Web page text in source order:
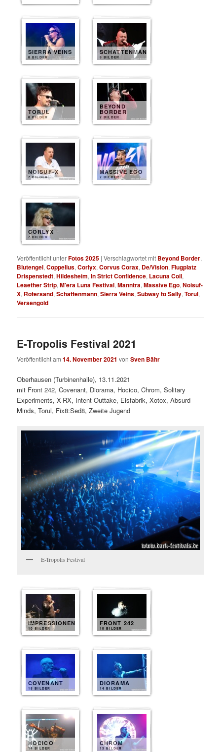
SIERRA VEINS
8 BILDER
SCHATTENMANN
8 BILDER
TORUL
8 BILDER
BEYOND
BORDER
7 BILDER
NOISUF-X
7 BILDER
MASSIVE EGO
7 BILDER
CORLYX
7 BILDER
Veröffentlicht unterFotos 2025 |Verschlagwortet mit Beyond Border,
Blutengel,Coppelius,Corlyx,Corvus Corax, De/Vision,Flugplatz
Drispenstedt,Hildesheim,In Strict Confidence, Lacuna Coil,
Leaether Strip,M'era Luna Festival,Manntra,Massive Ego,Noisuf-
X, Rotersand,Schattenmann,Sierra Veins,Subway to Sally,Torul,
Versengold
E-Tropolis Festival 2021
Veröffentlicht am14. November 2021 vonSven Bähr
Oberhausen (Turbinenhalle), 13.11.2021
mit Front 242, Covenant, Diorama, Hocico, Chrom, Solitary
Experiments, X-RX, Intent Outtake, Eisfabrik, Xotox, Absurd
Minds, Torul, Fix8:Sed8, Zweite Jugend
E-Tropolis Festival
IMPRESSIONEN
10 BILDER
FRONT 242
15 BILDER
COVENANT
15 BILDER
DIORAMA
14 BILDER
HOCICO
14 BILDER
CHROM
13 BILDER